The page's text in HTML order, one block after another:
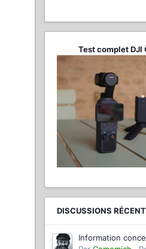
Test complet DJI
DISCUSSIONS
Information